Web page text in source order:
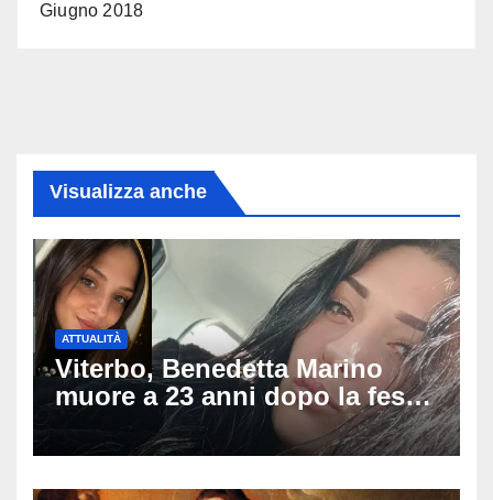
Giugno 2018
Visualizza anche
ATTUALITÀ
Viterbo, Benedetta Marino
muore a 23 anni dopo la festa
di compleanno: trovata senza
vita nell’ex consorzio, è giallo